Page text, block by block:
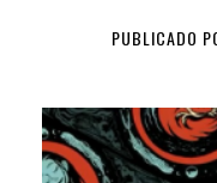
PUBLICADO